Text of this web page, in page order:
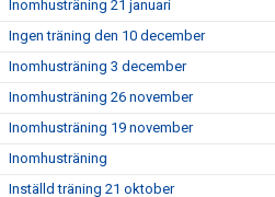
Inomhusträning 21 januari
Ingen träning den 10 december
Inomhusträning 3 december
Inomhusträning 26 november
Inomhusträning 19 november
Inomhusträning
Inställd träning 21 oktober